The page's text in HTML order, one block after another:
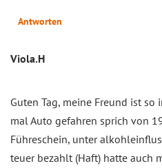
Antworten
Viola.H
Guten Tag, meine Freund ist so
mal Auto gefahren sprich von
Führeschein, unter
teuer bezahlt (Haft) hatte auch